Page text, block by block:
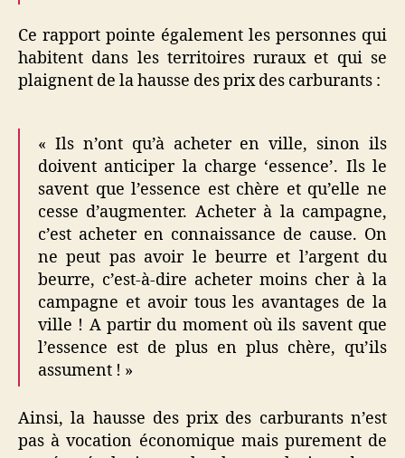
Ce rapport pointe également les personnes qui
habitent dans les territoires ruraux et qui se
plaignent de la hausse des prix des carburants :
« Ils n’ont qu’à acheter en ville, sinon ils
doivent anticiper la charge ‘essence’. Ils le
savent que l’essence est chère et qu’elle ne
cesse d’augmenter. Acheter à la campagne,
c’est acheter en connaissance de cause. On
ne peut pas avoir le beurre et l’argent du
beurre, c’est-à-dire acheter moins cher à la
campagne et avoir tous les avantages de la
ville ! A partir du moment où ils savent que
l’essence est de plus en plus chère, qu’ils
assument ! »
Ainsi, la hausse des prix des carburants n’est
pas à vocation économique mais purement de